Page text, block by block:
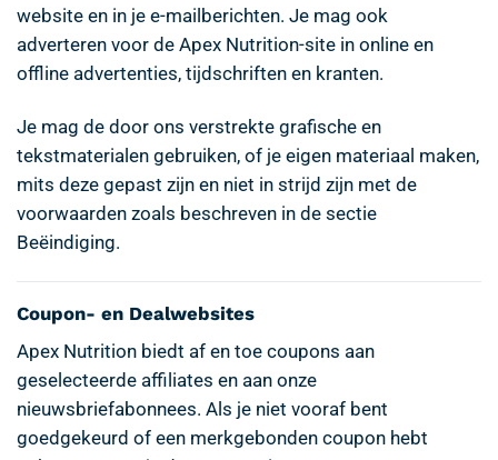
website en in je e-mailberichten. Je mag ook
adverteren voor de Apex Nutrition-site in online en
offline advertenties, tijdschriften en kranten.
Je mag de door ons verstrekte grafische en
tekstmaterialen gebruiken, of je eigen materiaal maken,
mits deze gepast zijn en niet in strijd zijn met de
voorwaarden zoals beschreven in de sectie
Beëindiging.
Coupon- en Dealwebsites
Apex Nutrition biedt af en toe coupons aan
geselecteerde affiliates en aan onze
nieuwsbriefabonnees. Als je niet vooraf bent
goedgekeurd of een merkgebonden coupon hebt